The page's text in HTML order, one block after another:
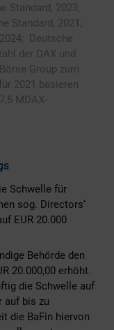
Standard, 2023;
Standard, 2021;
Deutsche
der DAX und
Group zum
2021 basieren
MDAX-
Schwelle für
sog. Directors‘
EUR 20.000
Behörde den
20.000,00 erhöht.
die Schwelle auf
auf bis zu
die BaFin hiervon